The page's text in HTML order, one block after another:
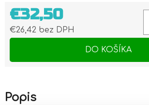
€32,50
€26,42 bez DPH
DO KOŠÍKA
Popis